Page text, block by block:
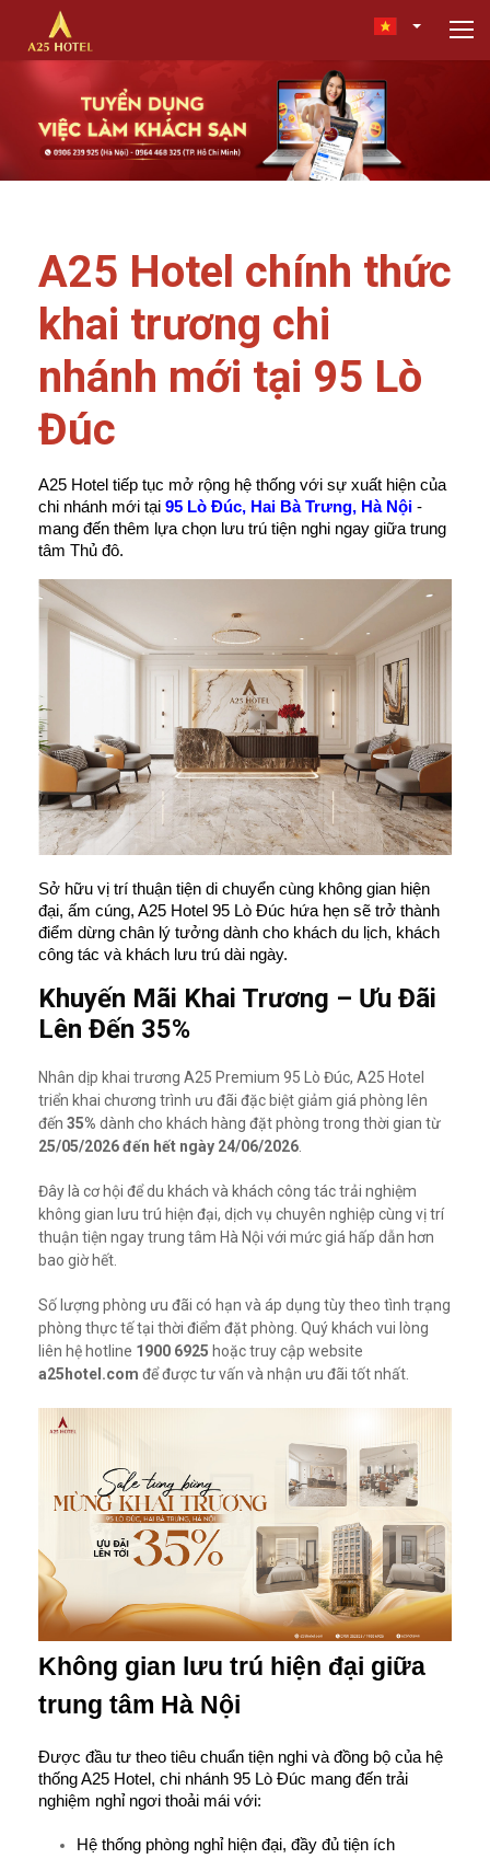
A25 Hotel chính thức
khai trương chi
nhánh mới tại 95 Lò
Đúc
A25 Hotel tiếp tục mở rộng hệ thống với sự xuất hiện của
chi nhánh mới tại 95 Lò Đúc, Hai Bà Trưng, Hà Nội -
mang đến thêm lựa chọn lưu trú tiện nghi ngay giữa trung
tâm Thủ đô.
Sở hữu vị trí thuận tiện di chuyển cùng không gian hiện
đại, ấm cúng, A25 Hotel 95 Lò Đúc hứa hẹn sẽ trở thành
điểm dừng chân lý tưởng dành cho khách du lịch, khách
công tác và khách lưu trú dài ngày.
Khuyến Mãi Khai Trương – Ưu Đãi
Lên Đến 35%
Nhân dịp khai trương A25 Premium 95 Lò Đúc, A25 Hotel
triển khai chương trình ưu đãi đặc biệt giảm giá phòng lên
đến 35% dành cho khách hàng đặt phòng trong thời gian từ
25/05/2026 đến hết ngày 24/06/2026
Đây là cơ hội để du khách và khách công tác trải nghiệm
không gian lưu trú hiện đại, dịch vụ chuyên nghiệp cùng vị trí
thuận tiện ngay trung tâm Hà Nội với mức giá hấp dẫn hơn
bao giờ hết.
Số lượng phòng ưu đãi có hạn và áp dụng tùy theo tình trạng
phòng thực tế tại thời điểm đặt phòng. Quý khách vui lòng
liên hệ hotline 1900 6925 hoặc truy cập website
a25hotel.com để được tư vấn và nhận ưu đãi tốt nhất.
Không gian lưu trú hiện đại giữa
trung tâm Hà Nội
Được đầu tư theo tiêu chuẩn tiện nghi và đồng bộ của hệ
thống A25 Hotel, chi nhánh 95 Lò Đúc mang đến trải
nghiệm nghỉ ngơi thoải mái với:
Hệ thống phòng nghỉ hiện đại, đầy đủ tiện ích